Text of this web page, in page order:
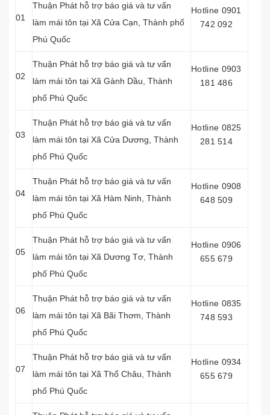
01
Thuận Phát hỗ trợ báo giá và tư vấn
làm mái tôn tại Xã Cửa Cạn, Thành phố
Phú Quốc
Hotline 0901
742 092
02
Thuận Phát hỗ trợ báo giá và tư vấn
làm mái tôn tại Xã Gành Dầu, Thành
phố Phú Quốc
Hotline 0903
181 486
03
Thuận Phát hỗ trợ báo giá và tư vấn
làm mái tôn tại Xã Cửa Dương, Thành
phố Phú Quốc
Hotline 0825
281 514
04
Thuận Phát hỗ trợ báo giá và tư vấn
làm mái tôn tại Xã Hàm Ninh, Thành
phố Phú Quốc
Hotline 0908
648 509
05
Thuận Phát hỗ trợ báo giá và tư vấn
làm mái tôn tại Xã Dương Tơ, Thành
phố Phú Quốc
Hotline 0906
655 679
06
Thuận Phát hỗ trợ báo giá và tư vấn
làm mái tôn tại Xã Bãi Thơm, Thành
phố Phú Quốc
Hotline 0835
748 593
07
Thuận Phát hỗ trợ báo giá và tư vấn
làm mái tôn tại Xã Thổ Châu, Thành
phố Phú Quốc
Hotline 0934
655 679